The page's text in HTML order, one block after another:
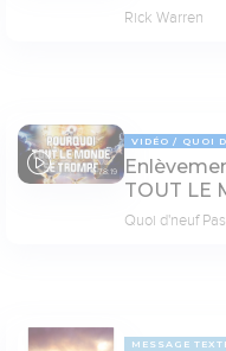
Rick Warren
78:19
VIDÉO QUOI
TOUT LE
Quoi d'neuf
MESSAGE